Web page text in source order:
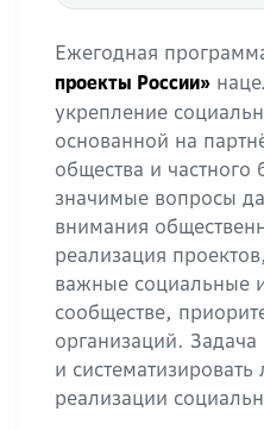
Ежегодная
проекты России»
укрепление
основанной на
общества и
значимые вопросы
внимания
реализация
важные социальные
сообществе,
организаций.
и
реализации